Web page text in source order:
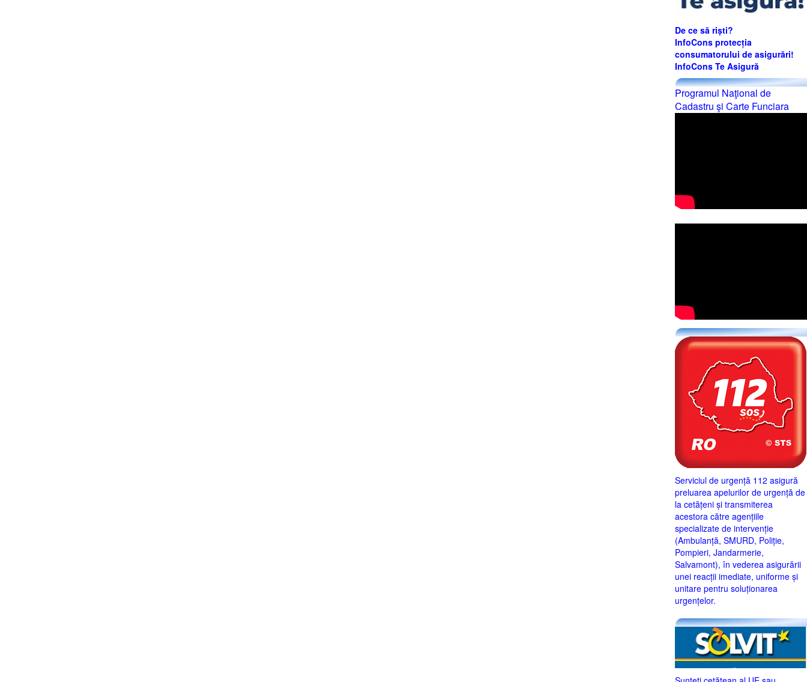
De ce să riști?
InfoCons protecția
consumatorului de asigurări!
InfoCons Te Asigură
Programul Naţional de
Cadastru şi Carte Funciara
Serviciul de urgență 112 asigură
preluarea apelurilor de urgență de
la cetățeni și transmiterea
acestora către agențiile
specializate de intervenție
(Ambulanță, SMURD, Poliție,
Pompieri, Jandarmerie,
Salvamont), în vederea asigurării
unei reacții imediate, uniforme și
unitare pentru soluționarea
urgențelor.